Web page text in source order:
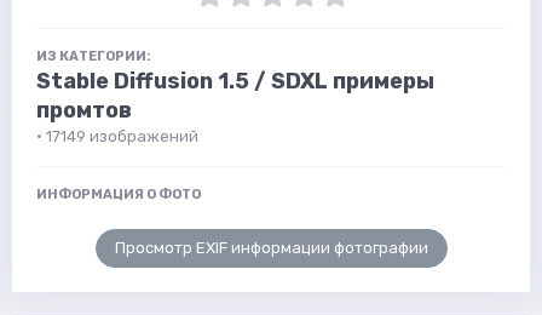
ИЗ КАТЕГОРИИ:
Stable Diffusion 1.5 / SDXL примеры
промтов
· 17149 изображений
ИНФОРМАЦИЯ О ФОТО
Просмотр EXIF информации фотографии